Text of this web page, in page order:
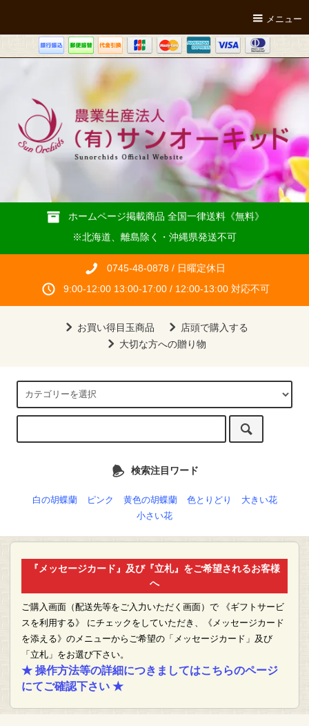
メニュー
ホームページ掲載商品 全国一律送料《無料》
※北海道、離島除く・沖縄県発送不可
0745-48-0878 / 日曜定休日
9:00-12:00 13:00-17:00 / 12:00-13:00 対応不可
お買い得目玉商品
店頭で購入する
大切な方への贈り物
検索注目ワード
白の胡蝶蘭 ピンク 黄色の胡蝶蘭 色とりどり
大きい花
小さい花
『メッセージカード』及び『立札』をご希望されるお客様
へ
ご購入画面（配送先等をご入力いただく画面）で 《ギフトサービ
スを利用する》 にチェックをしていただき、《メッセージカード
を添える》のメニューからご希望の「メッセージカード」及び
「立札」をお選び下さい。
★ 操作方法等の詳細につきましてはこちらのページ
にてご確認下さい ★